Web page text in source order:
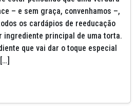
– e sem graça, convenhamos –,
os cardápios de reeducação
ingrediente principal de uma torta.
que vai dar o toque especial